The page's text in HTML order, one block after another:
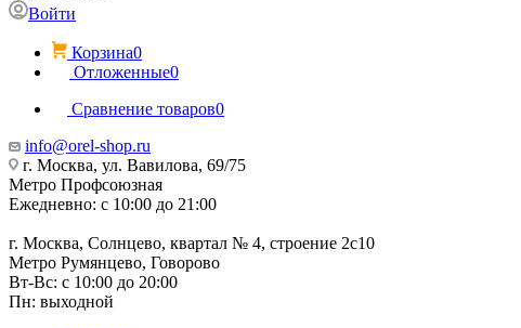
Войти
Корзина0
Отложенные0
Сравнение товаров0
info@orel-shop.ru
г. Москва, ул. Вавилова, 69/75
Метро Профсоюзная
Ежедневно: с 10:00 до 21:00
г. Москва, Солнцево, квартал № 4, строение 2с10
Метро Румянцево, Говорово
Вт-Вс: с 10:00 до 20:00
Пн: выходной